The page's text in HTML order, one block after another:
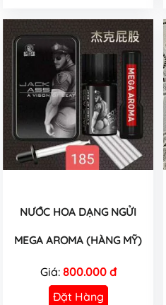
NƯỚC HOA DẠNG NGỬI
MEGA AROMA (HÀNG MỸ)
Giá: 800.000 đ
Đặt Hàng